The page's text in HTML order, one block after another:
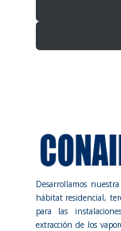
Desarrollamos
hábitat residencial,
para las
extracción de los